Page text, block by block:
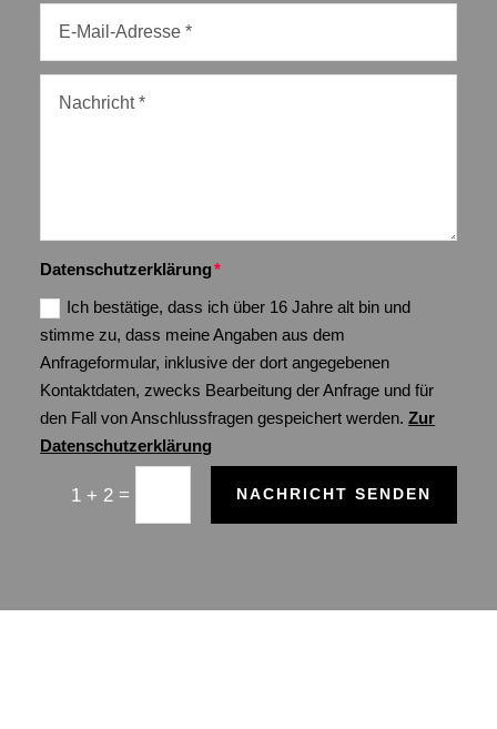
Datenschutzerklärung
Ich bestätige, dass ich über 16 Jahre alt bin und
stimme zu, dass meine Angaben aus dem
Anfrageformular, inklusive der dort angegebenen
Kontaktdaten, zwecks Bearbeitung der Anfrage und für
den Fall von Anschlussfragen gespeichert werden.Zur
Datenschutzerklärung
1 + 2 = NACHRICHT SENDEN